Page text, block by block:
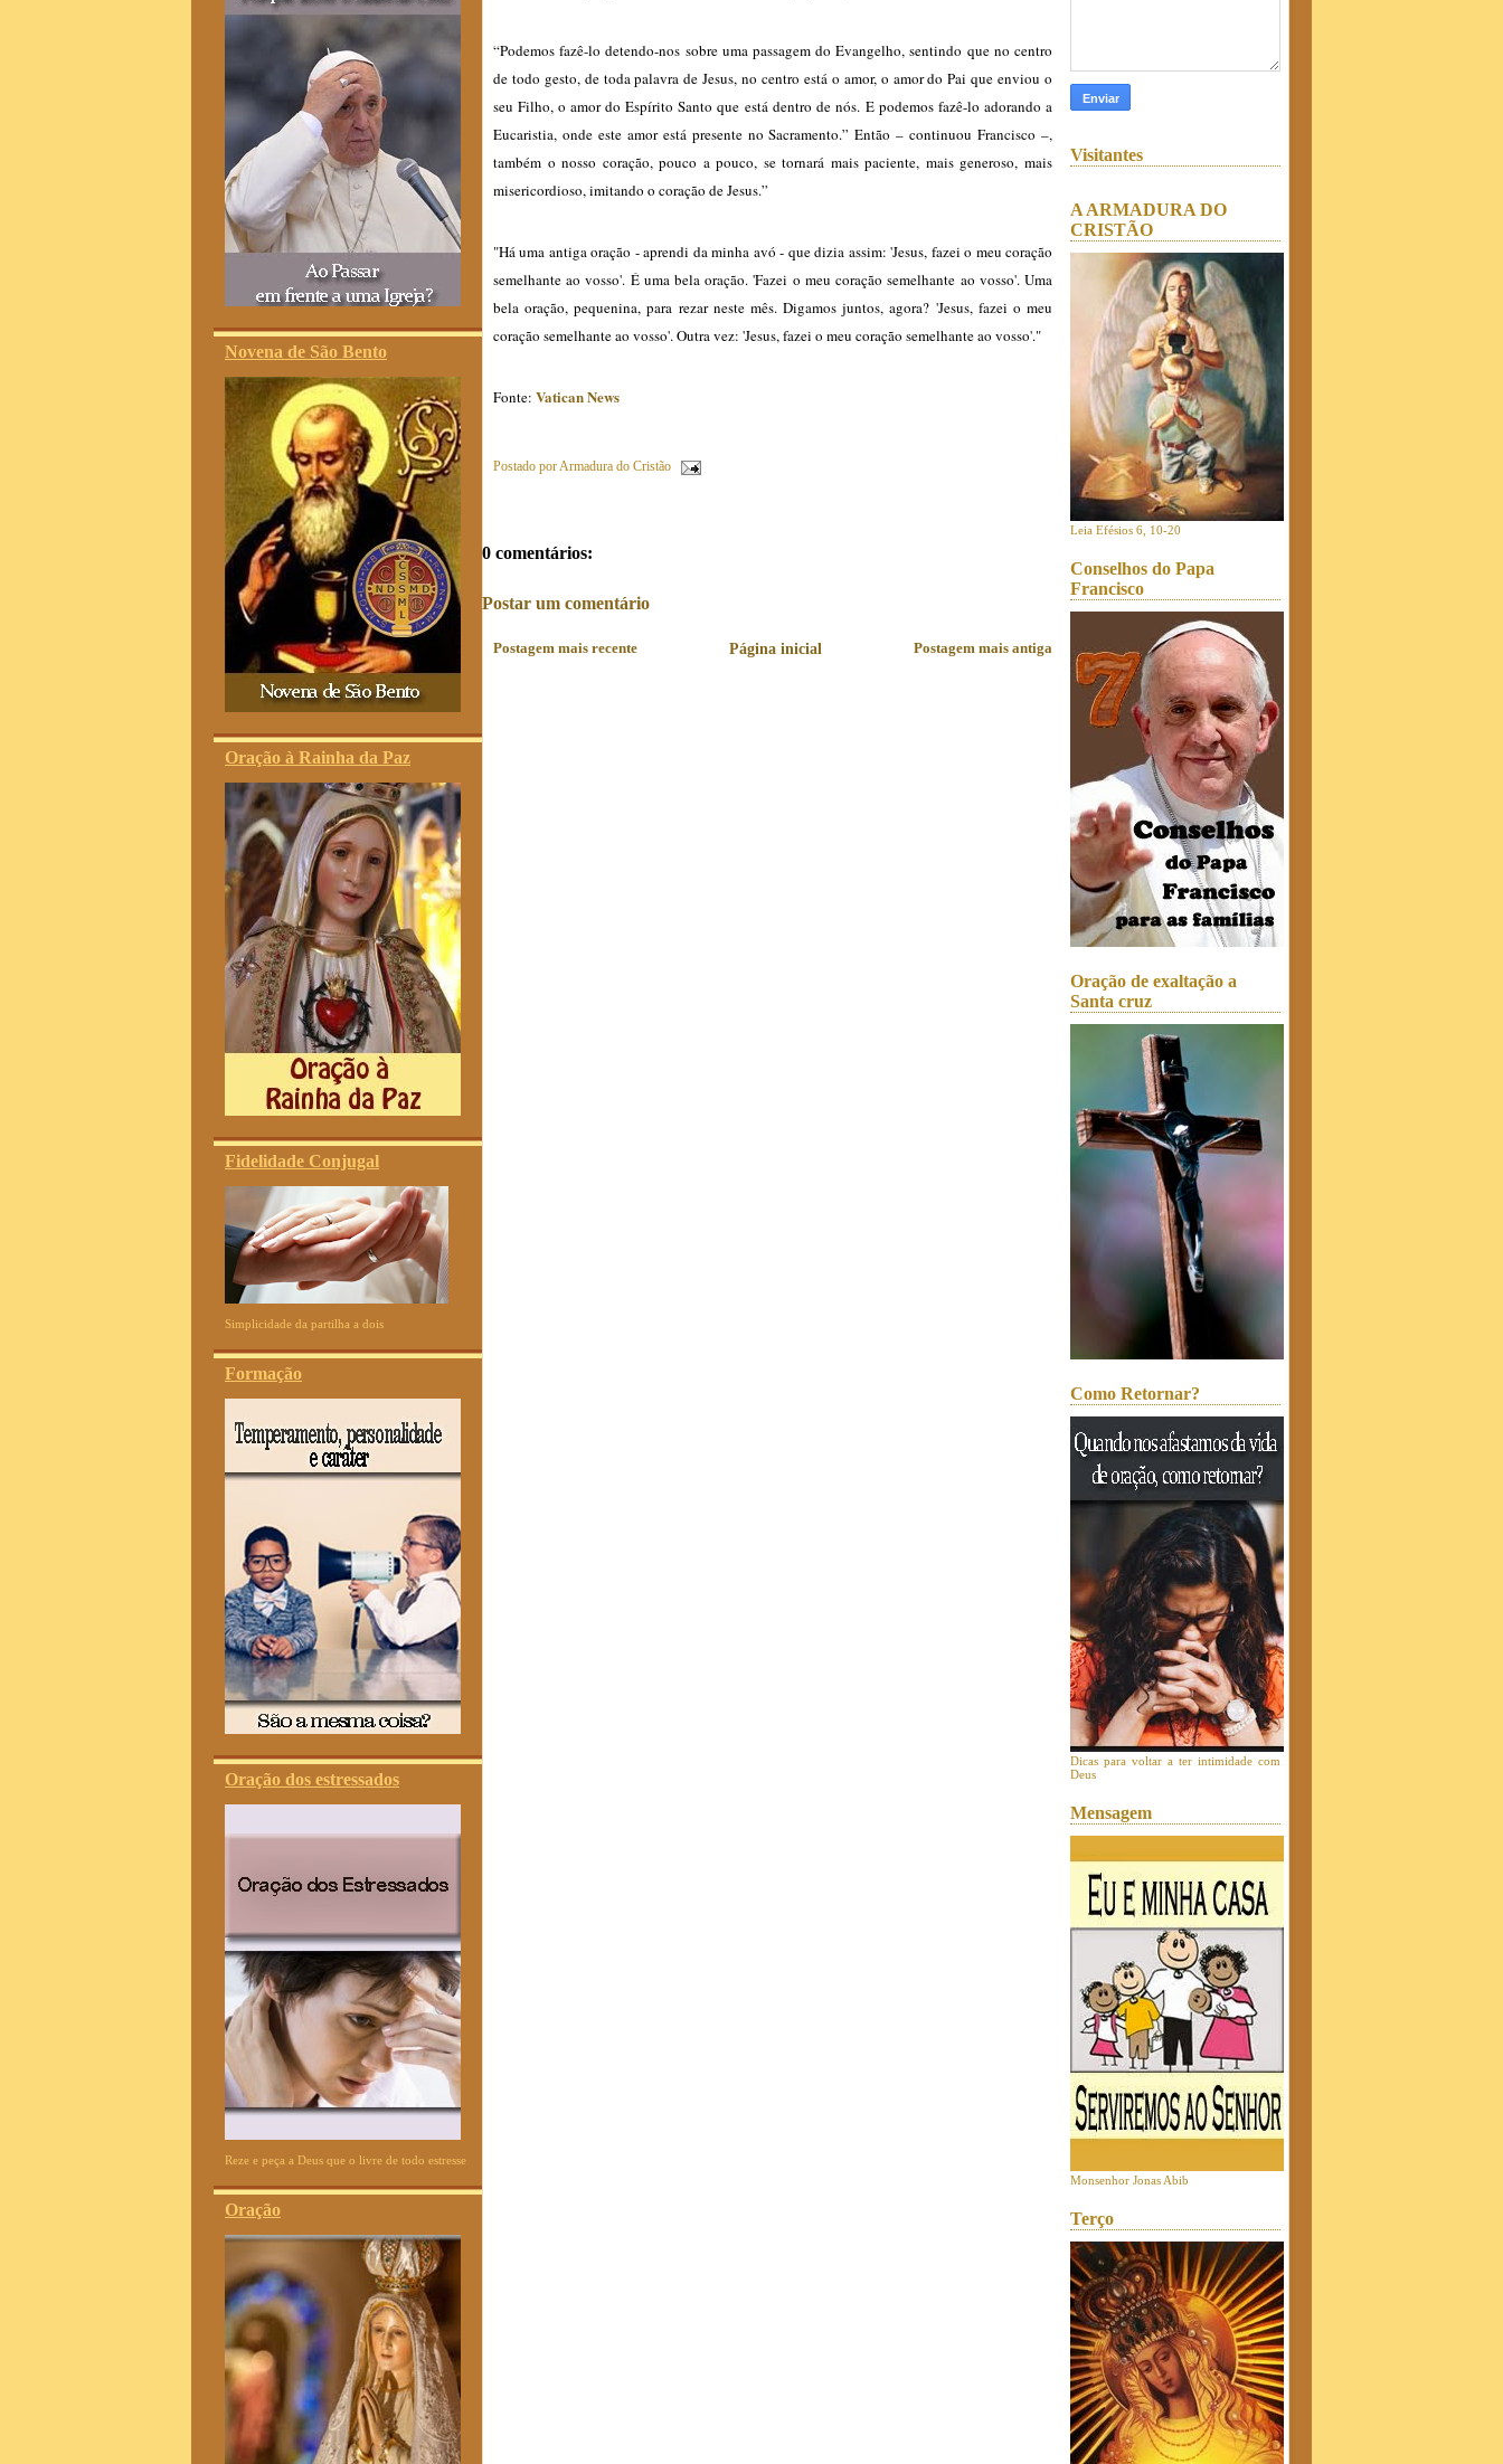
Novena de São Bento
Oração à Rainha da Paz
Fidelidade Conjugal
Simplicidade da partilha a dois
Formação
Oração dos estressados
Reze e peça a Deus que o livre de todo estresse
Oração
“Podemos fazê-lo detendo-nos sobre uma passagem do Evangelho, sentindo que no centro
de todo gesto, de toda palavra de Jesus, no centro está o amor, o amor do Pai que enviou o
seu Filho, o amor do Espírito Santo que está dentro de nós. E podemos fazê-lo adorando a
Eucaristia, onde este amor está presente no Sacramento.” Então – continuou Francisco –,
também o nosso coração, pouco a pouco, se tornará mais paciente, mais generoso, mais
misericordioso, imitando o coração de Jesus.”
"Há uma antiga oração - aprendi da minha avó - que dizia assim: 'Jesus, fazei o meu coração
semelhante ao vosso'. É uma bela oração. 'Fazei o meu coração semelhante ao vosso'. Uma
bela oração, pequenina, para rezar neste mês. Digamos juntos, agora? 'Jesus, fazei o meu
coração semelhante ao vosso'. Outra vez: 'Jesus, fazei o meu coração semelhante ao vosso'."
Fonte: Vatican News
Postado porArmadura do Cristão
0 comentários:
Postar um comentário
Postagem mais recente Postagem mais antiga
Página inicial
Visitantes
A ARMADURA DO
CRISTÃO
Leia Efésios 6, 10-20
Conselhos do Papa
Francisco
Oração de exaltação a
Santa cruz
Como Retornar?
Dicas para voltar a ter intimidade com
Deus
Mensagem
Monsenhor Jonas Abib
Terço